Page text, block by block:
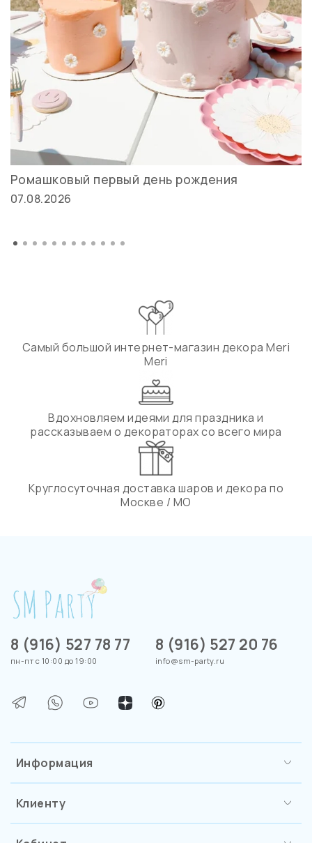
Ромашковый первый день рождения
07.08.2026
Самый большой интернет-магазин декора Meri
Meri
Вдохновляем идеями для праздника и
рассказываем о декораторах со всего мира
Круглосуточная доставка шаров и декора по
Москве / МО
Информация
Клиенту
8 (916) 527 78 77
пн-пт с 10:00 до 19:00
8 (916) 527 20 76
info@sm-party.ru